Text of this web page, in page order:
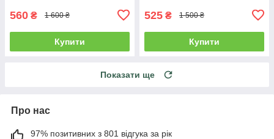
560 ₴ 1 600 ₴
Купити
525 ₴ 1 500 ₴
Купити
Показати ще
Про нас
97% позитивних з 801 відгука за рік